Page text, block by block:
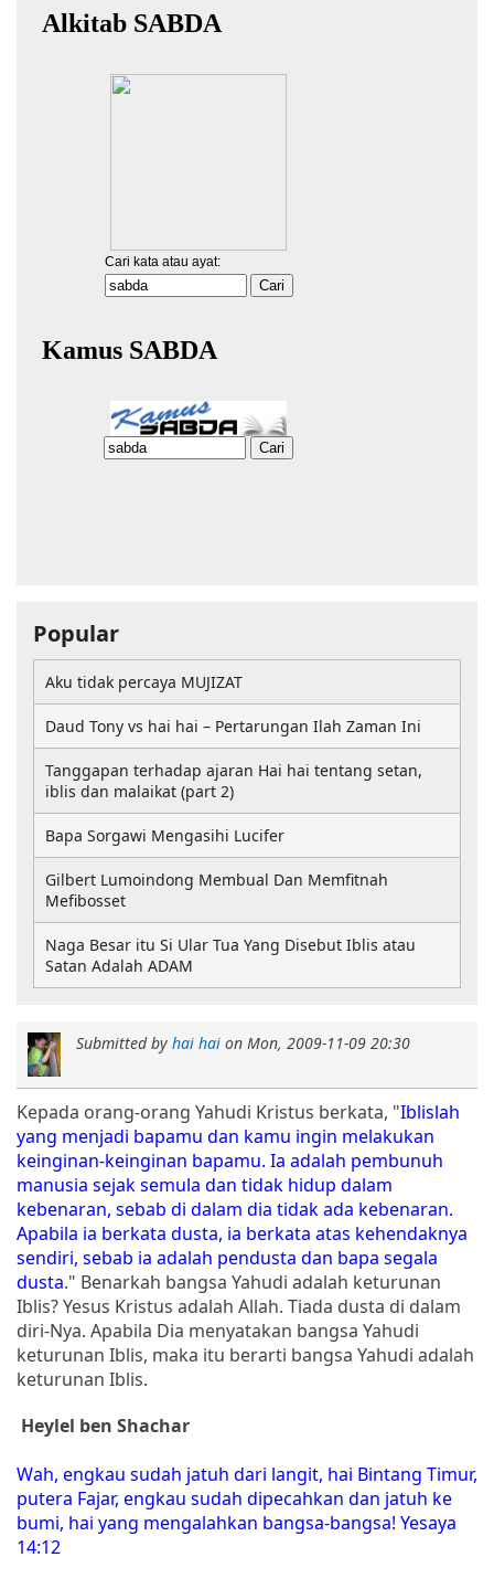
Submitted by hai hai on Mon, 2009-11-09 20:30
Kepada orang-orang Yahudi Kristus berkata, "Iblislah
yang menjadi bapamu dan kamu ingin melakukan
keinginan-keinginan bapamu. Ia adalah pembunuh
manusia sejak semula dan tidak hidup dalam
kebenaran, sebab di dalam dia tidak ada kebenaran.
Apabila ia berkata dusta, ia berkata atas kehendaknya
sendiri, sebab ia adalah pendusta dan bapa segala
dusta." Benarkah bangsa Yahudi adalah keturunan
Iblis? Yesus Kristus adalah Allah. Tiada dusta di dalam
diri-Nya. Apabila Dia menyatakan bangsa Yahudi
keturunan Iblis, maka itu berarti bangsa Yahudi adalah
keturunan Iblis.
Heylel ben Shachar
Wah, engkau sudah jatuh dari langit, hai Bintang Timur,
putera Fajar, engkau sudah dipecahkan dan jatuh ke
bumi, hai yang mengalahkan bangsa-bangsa! Yesaya
14:12
Popular
Aku tidak percaya MUJIZAT
Daud Tony vs hai hai – Pertarungan Ilah Zaman Ini
Tanggapan terhadap ajaran Hai hai tentang setan,
iblis dan malaikat (part 2)
Bapa Sorgawi Mengasihi Lucifer
Gilbert Lumoindong Membual Dan Memfitnah
Mefibosset
Naga Besar itu Si Ular Tua Yang Disebut Iblis atau
Satan Adalah ADAM